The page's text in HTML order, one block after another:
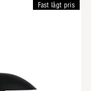
Fast lågt pris